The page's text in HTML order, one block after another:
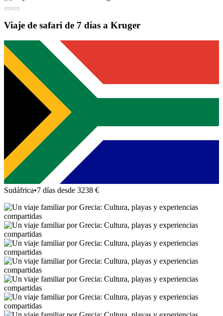
Viaje de safari de 7 días a Kruger
Sudáfrica•7 días desde 3238 €